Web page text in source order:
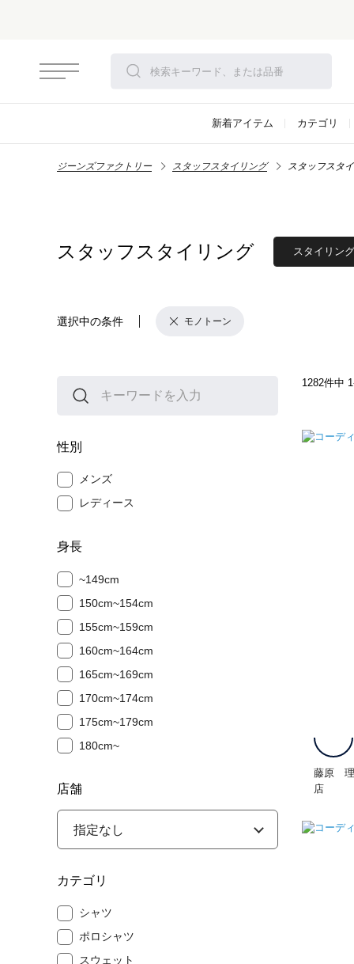
新着アイテム カテゴリ
ジーンズファクトリー スタッフスタイリング スタッフスタ
スタッフスタイリング スタイリング
選択中の条件 モノトーン
性別
メンズ
レディース
身長
~149cm
150cm~154cm
155cm~159cm
160cm~164cm
165cm~169cm
170cm~174cm
175cm~179cm
180cm~
店舗
カテゴリ
シャツ
ポロシャツ
スウェット
1282件中 1
藤原
店